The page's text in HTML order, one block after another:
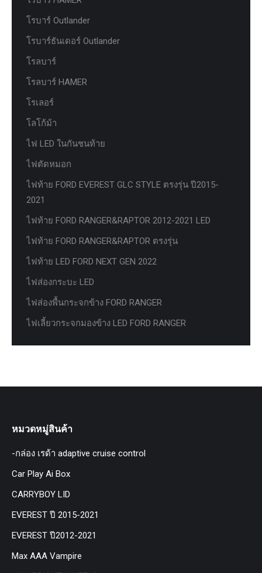
โรบาร์ Outlander
โรบาร์ธันเดอร์ Outlander
โรลบาร์
โรลบาร์ HAMER
โรเลอร์
โลโก้ม้า
ไฟ LED ในกันชนท้าย
ไฟตัดหมอก
ไฟท้าย FORD EVEREST GLC STYLE ตรงรุ่น ปี2015-
2021
ไฟท้าย FORD RANGER&RAPTOR 2012-2021 LED
ไฟท้าย FORD RANGER&RAPTOR ตรงรุ่น
ไฟท้าย LED FORD NEXT GEN 2022
ไฟส่องกระบะ LED
ไฟส่องพื้นกระจกข้าง FORD RANGER
ไฟเลี้ยวกระจกมองข้าง LED FORD RANGER
หมวดหมู่สินค้า
-กล่อง เรด้า adaptive cruise control
Car Play Ai Box
CARRYBOY LID
EVEREST ปี 2015-2021
EVEREST ปี2012-2021
Max AAA Vampire